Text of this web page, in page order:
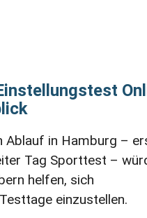
Ablauf in Hamburg –
Tag Sporttest –
helfen, sich
einzustellen.